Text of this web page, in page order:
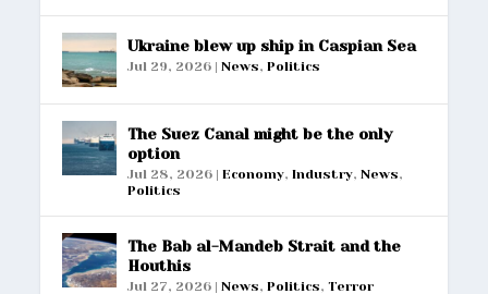
Ukraine blew up ship in Caspian Sea
Jul 29, 2026 |News,Politics
The Suez Canal might be the only
option
Jul 28, 2026 |Economy,Industry,News,
Politics
The Bab al-Mandeb Strait and the
Houthis
Jul 27, 2026 |News,Politics,Terror